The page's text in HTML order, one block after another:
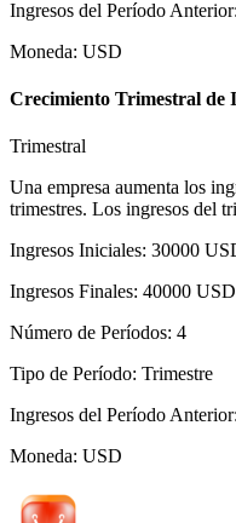
Ingresos del Período Anterior:
Moneda: USD
Crecimiento Trimestral de
Trimestral
Una empresa aumenta los
trimestres. Los ingresos del
Ingresos Iniciales: 30000
Ingresos Finales: 40000 USD
Número de Períodos: 4
Tipo de Período: Trimestre
Ingresos del Período Anterior:
Moneda: USD